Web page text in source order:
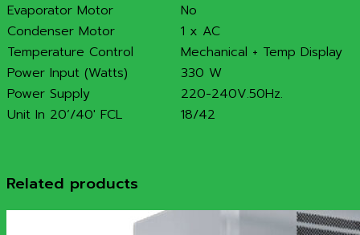
Evaporator Motor
No
Condenser Motor
1 x AC
Temperature Control
Mechanical + Temp Display
Power Input (Watts)
330 W
Power Supply
220-240V.50Hz.
Unit In 20’/40′ FCL
18/42
Related products